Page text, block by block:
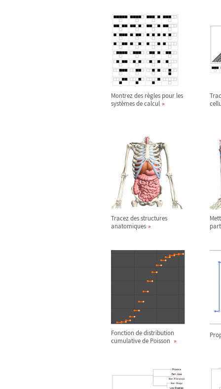
Montrez des règles pour les
systèmes de calcul
Tracez des structures
anatomiques
Fonction de distribution
cumulative de Poisson